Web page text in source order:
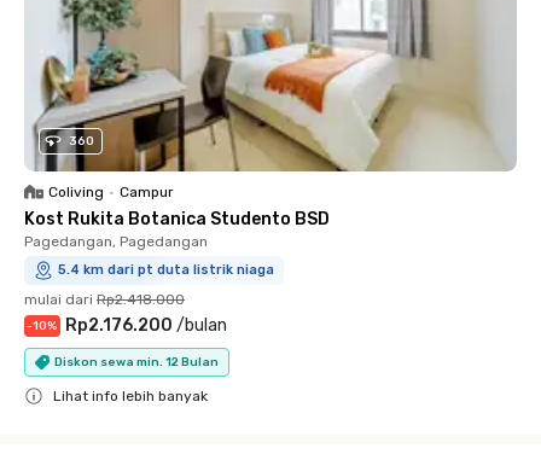
360
Coliving • Campur
Kost Rukita Botanica Studento BSD
Pagedangan, Pagedangan
5.4 km dari pt duta listrik niaga
mulai dari Rp2.418.000
-10% Rp2.176.200 /bulan
Diskon sewa min. 12 Bulan
Lihat info lebih banyak